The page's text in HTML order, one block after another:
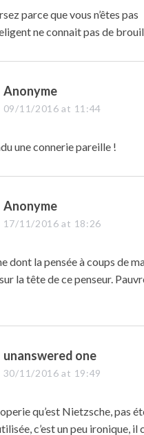
s
:
parce que vous n’êtes pas
ne connait pas de
s
a
s
Anonyme
09/11/2016 at 11:44
une connerie pareille !
s
a
s
:
Anonyme
17/11/2016 at 18:26
dont la pensée à coups de
la tête de ce penseur.
s
a
s
:
unanswered one
30/11/2016 at 19:49
qu’est Nietzsche, pas
c’est un peu ironique,